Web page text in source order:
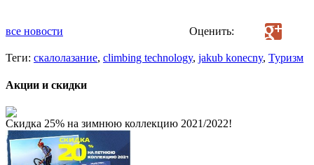
все новости Оценить:
Теги: скалолазание, climbing technology, jakub konecny, Туризм
Акции и скидки
Скидка 25% на зимнюю коллекцию 2021/2022!